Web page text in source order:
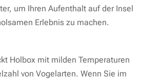
um Ihren Aufenthalt auf der Insel
Erlebnis zu machen.
Holbox mit milden Temperaturen
von Vogelarten. Wenn Sie im